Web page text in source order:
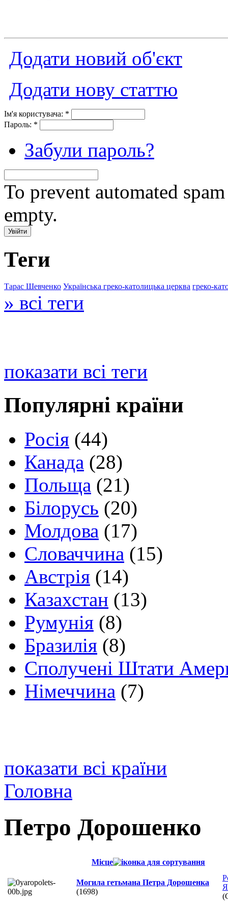
Додати новий об'єкт
Додати нову статтю
Ім'я користувача: *
Пароль: *
Забули пароль?
To prevent automated
empty.
Теги
Тарас Шевченко Українська греко-католицька церква греко-
» всі теги
показати всі теги
Популярні країни
Росія (44)
Канада (28)
Польща (21)
Білорусь (20)
Молдова (17)
Словаччина (15)
Австрія (14)
Казахстан (13)
Румунія (8)
Бразилія (8)
Сполучені Штати
Німеччина (7)
показати всі країни
Головна
Петро Дорошенко
Місце
Могила гетьмана Петра Дорошенка
(1698)